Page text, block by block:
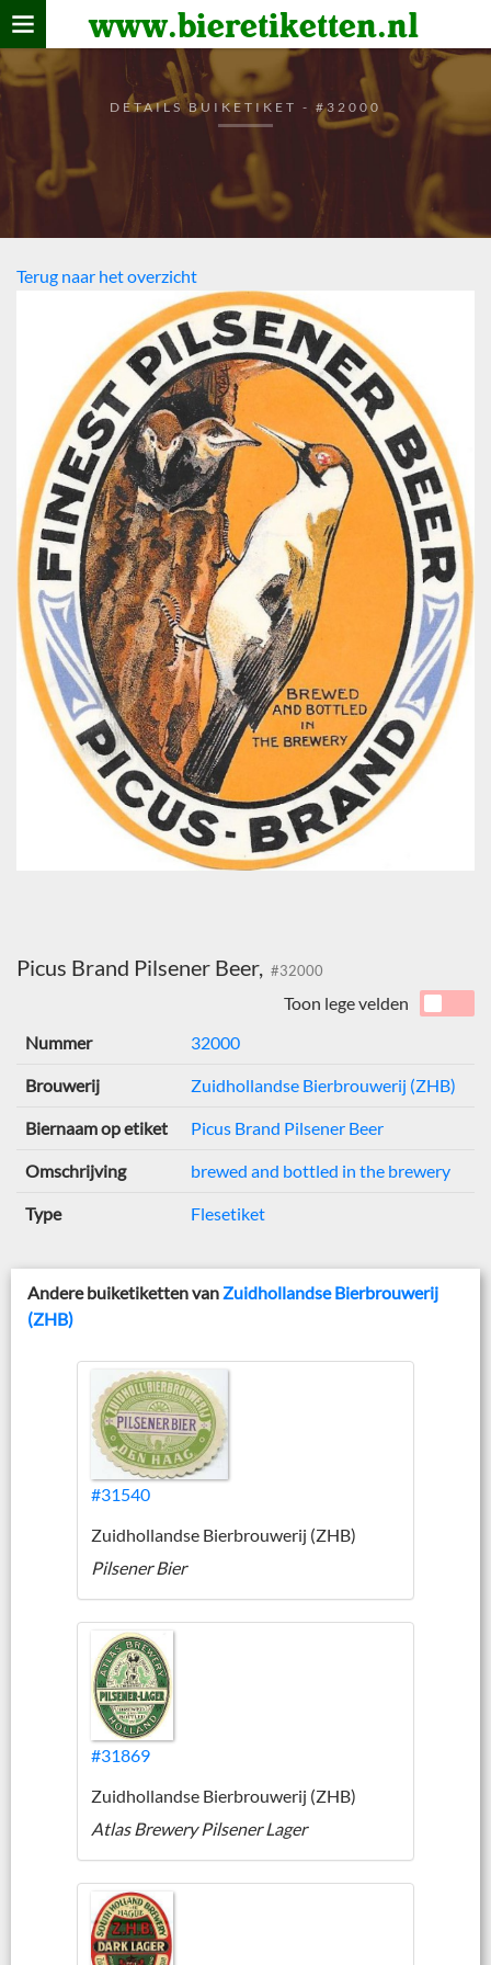
www.bieretiketten.nl
Home
verzamelen
De bierkaart
Bezoekers
DETAILS BUIKETIKET - #32000
Terug naar het overzicht
Picus Brand Pilsener Beer, #32000
Toon lege velden
Nummer
32000
Brouwerij Zuidhollandse Bierbrouwerij (ZHB)
Biernaam op etiket Picus Brand Pilsener Beer
Omschrijving brewed and bottled in the brewery
Type Flesetiket
Andere buiketiketten vanZuidhollandse Bierbrouwerij
(ZHB)
#31540
Zuidhollandse Bierbrouwerij (ZHB)
Pilsener Bier
#31869
Zuidhollandse Bierbrouwerij (ZHB)
Atlas Brewery Pilsener Lager